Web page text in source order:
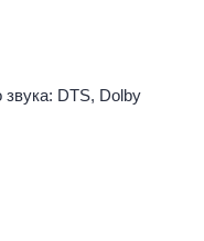
DTS, Dolby